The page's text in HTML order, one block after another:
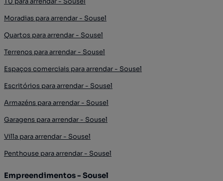
Moradias para arrendar - Sousel
Quartos para arrendar - Sousel
Terrenos para arrendar - Sousel
Espaços comerciais para arrendar - Sousel
Escritórios para arrendar - Sousel
Armazéns para arrendar - Sousel
Garagens para arrendar - Sousel
Villa para arrendar - Sousel
Penthouse para arrendar - Sousel
Empreendimentos - Sousel